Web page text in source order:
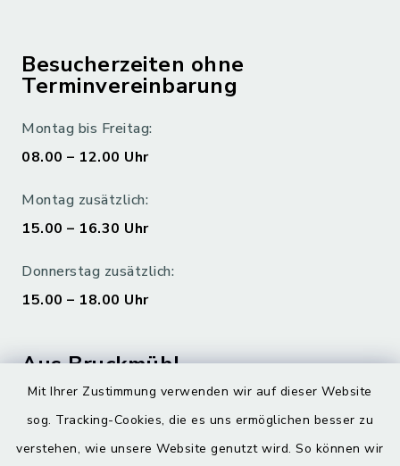
Mit Ihrer Zustimmung verwenden wir auf dieser Website
sog. Tracking-Cookies, die es uns ermöglichen besser zu
verstehen, wie unsere Website genutzt wird. So können wir
Besucherzeiten ohne
Terminvereinbarung
Montag bis Freitag:
08.00 – 12.00 Uhr
Montag zusätzlich:
15.00 – 16.30 Uhr
Donnerstag zusätzlich:
15.00 – 18.00 Uhr
Aus Bruckmühl
Digitaler Ortsplan